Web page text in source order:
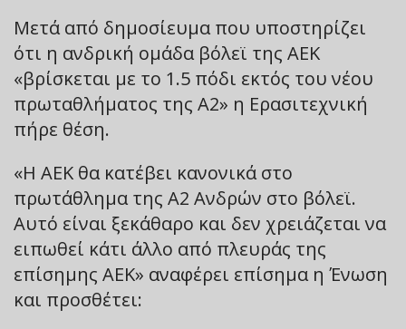
Μετά από δημοσίευμα που υποστηρίζει
ότι η ανδρική ομάδα βόλεϊ της ΑΕΚ
«βρίσκεται με το 1.5 πόδι εκτός του νέου
πρωταθλήματος της Α2» η Ερασιτεχνική
πήρε θέση.
«Η ΑΕΚ θα κατέβει κανονικά στο
πρωτάθλημα της Α2 Ανδρών στο βόλεϊ.
Αυτό είναι ξεκάθαρο και δεν χρειάζεται να
ειπωθεί κάτι άλλο από πλευράς της
επίσημης ΑΕΚ» αναφέρει επίσημα η Ένωση
και προσθέτει: